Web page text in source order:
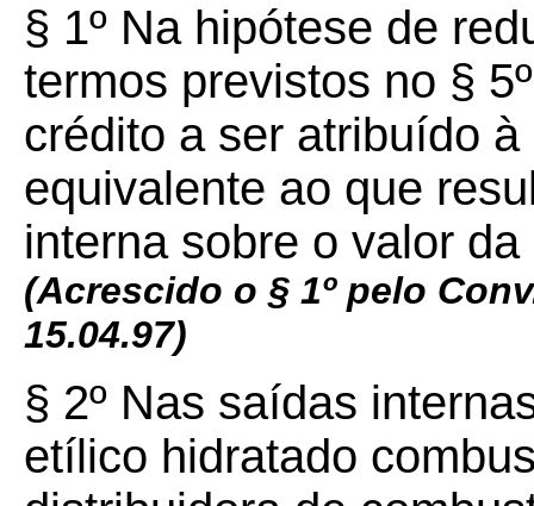
§ 1º Na hipótese de
termos previstos no §
crédito a ser atribuído
equivalente ao que
interna sobre o valor
(Acrescido o § 1º pelo
15.04.97)
§ 2º Nas saídas
etílico hidratado